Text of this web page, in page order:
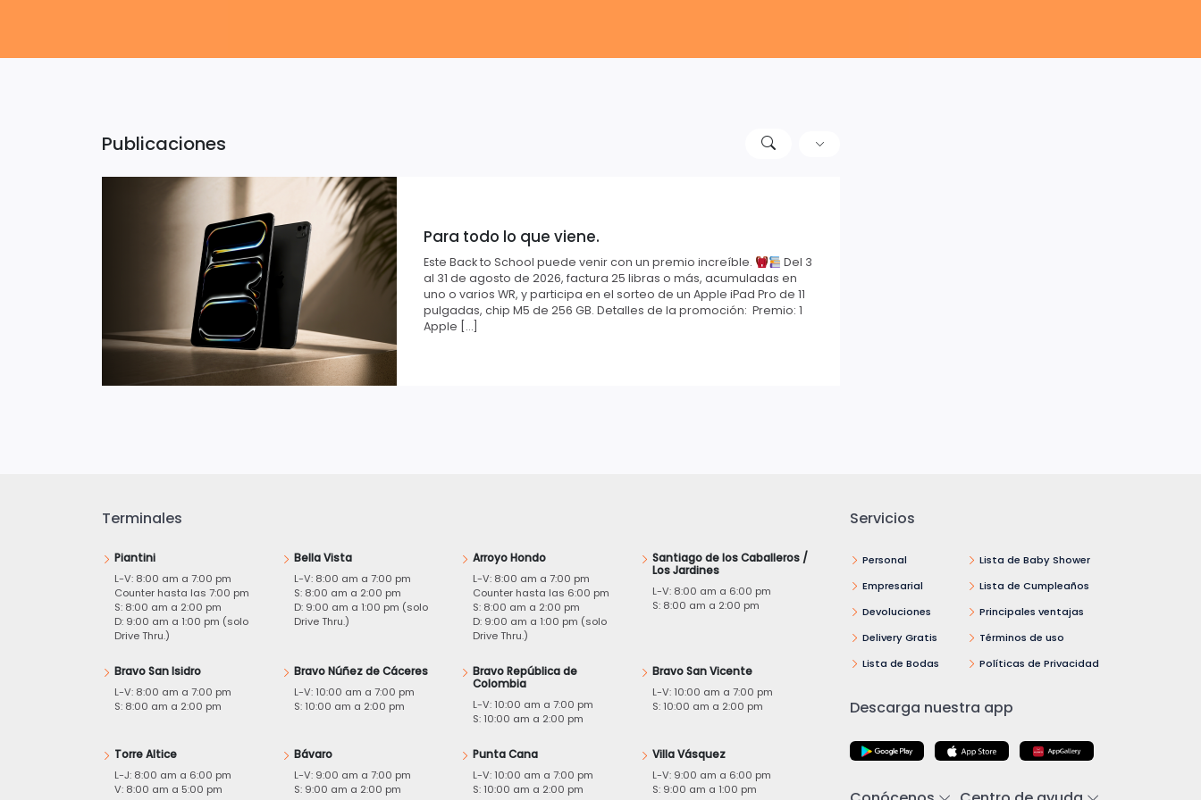
Publicaciones
Para todo lo que viene.
Este Back to School puede venir con un premio increíble.
Del 3
al 31 de agosto de 2026, factura 25 libras o más, acumuladas en
uno o varios WR, y participa en el sorteo de un Apple iPad Pro de 11
pulgadas, chip M5 de 256 GB. Detalles de la promoción: Premio: 1
Apple […]
Terminales
Piantini
L-V: 8:00 am a 7:00 pm
Counter hasta las 7:00 pm
S: 8:00 am a 2:00 pm
D: 9:00 am a 1:00 pm (solo
Drive Thru.)
Bella Vista
L-V: 8:00 am a 7:00 pm
S: 8:00 am a 2:00 pm
D: 9:00 am a 1:00 pm (solo
Drive Thru.)
Arroyo Hondo
L-V: 8:00 am a 7:00 pm
Counter hasta las 6:00 pm
S: 8:00 am a 2:00 pm
D: 9:00 am a 1:00 pm (solo
Drive Thru.)
Santiago de los Caballeros /
Los Jardines
L-V: 8:00 am a 6:00 pm
S: 8:00 am a 2:00 pm
Bravo San Isidro
L-V: 8:00 am a 7:00 pm
S: 8:00 am a 2:00 pm
Bravo Núñez de Cáceres
L-V: 10:00 am a 7:00 pm
S: 10:00 am a 2:00 pm
Bravo República de
Colombia
L-V: 10:00 am a 7:00 pm
S: 10:00 am a 2:00 pm
Bravo San Vicente
L-V: 10:00 am a 7:00 pm
S: 10:00 am a 2:00 pm
Torre Altice
L-J: 8:00 am a 6:00 pm
V: 8:00 am a 5:00 pm
Bávaro
L-V: 9:00 am a 7:00 pm
S: 9:00 am a 2:00 pm
Punta Cana
L-V: 10:00 am a 7:00 pm
S: 10:00 am a 2:00 pm
Villa Vásquez
L-V: 9:00 am a 6:00 pm
S: 9:00 am a 1:00 pm
Servicios
Personal
Empresarial
Devoluciones
Delivery Gratis
Lista de Bodas
Lista de Baby Shower
Lista de Cumpleaños
Principales ventajas
Términos de uso
Políticas de Privacidad
Descarga nuestra app